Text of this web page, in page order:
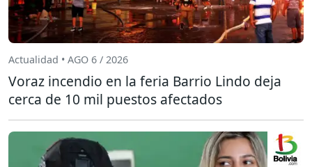
Actualidad • AGO 6 / 2026
Voraz incendio en la feria Barrio Lindo deja
cerca de 10 mil puestos afectados